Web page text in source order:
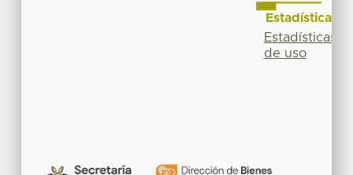
Estadísticas
Estadísticas
de uso